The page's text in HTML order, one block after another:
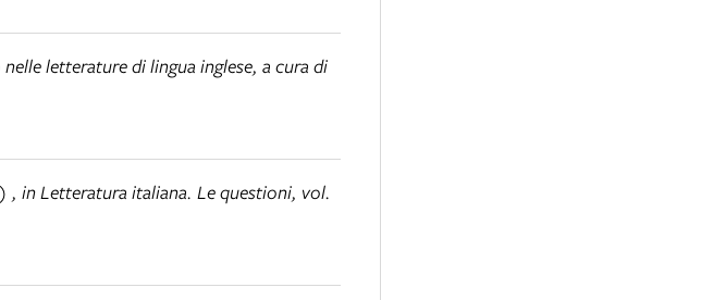
letterature di lingua inglese, a cura di
, inLetteratura italiana. Le questioni, vol.